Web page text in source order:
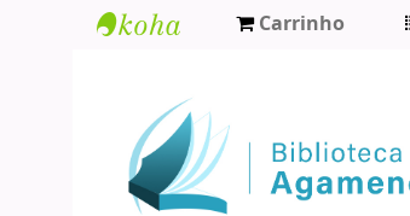
Agamenon
Magalhães
Carrinho